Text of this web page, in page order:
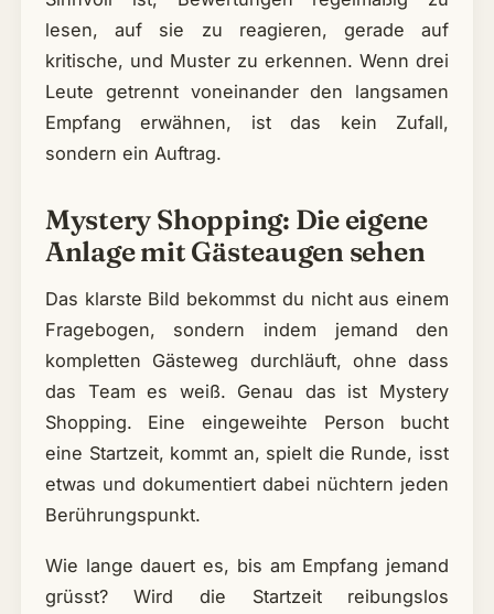
lesen, auf sie zu reagieren, gerade auf
kritische, und Muster zu erkennen. Wenn drei
Leute getrennt voneinander den langsamen
Empfang erwähnen, ist das kein Zufall,
sondern ein Auftrag.
Mystery Shopping: Die eigene
Anlage mit Gästeaugen sehen
Das klarste Bild bekommst du nicht aus einem
Fragebogen, sondern indem jemand den
kompletten Gästeweg durchläuft, ohne dass
das Team es weiß. Genau das ist Mystery
Shopping. Eine eingeweihte Person bucht
eine Startzeit, kommt an, spielt die Runde, isst
etwas und dokumentiert dabei nüchtern jeden
Berührungspunkt.
Wie lange dauert es, bis am Empfang jemand
grüsst? Wird die Startzeit reibungslos